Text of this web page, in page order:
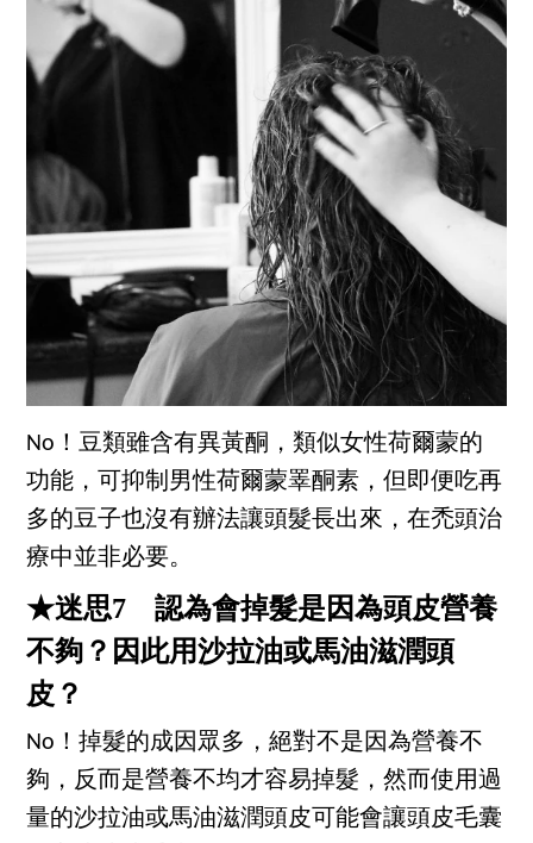
No！豆類雖含有異黃酮，類似女性荷爾蒙的
功能，可抑制男性荷爾蒙睪酮素，但即便吃再
多的豆子也沒有辦法讓頭髮長出來，在禿頭治
療中並非必要。
★迷思7 認為會掉髮是因為頭皮營養
不夠？因此用沙拉油或馬油滋潤頭
皮？
No！掉髮的成因眾多，絕對不是因為營養不
夠，反而是營養不均才容易掉髮，然而使用過
量的沙拉油或馬油滋潤頭皮可能會讓頭皮毛囊